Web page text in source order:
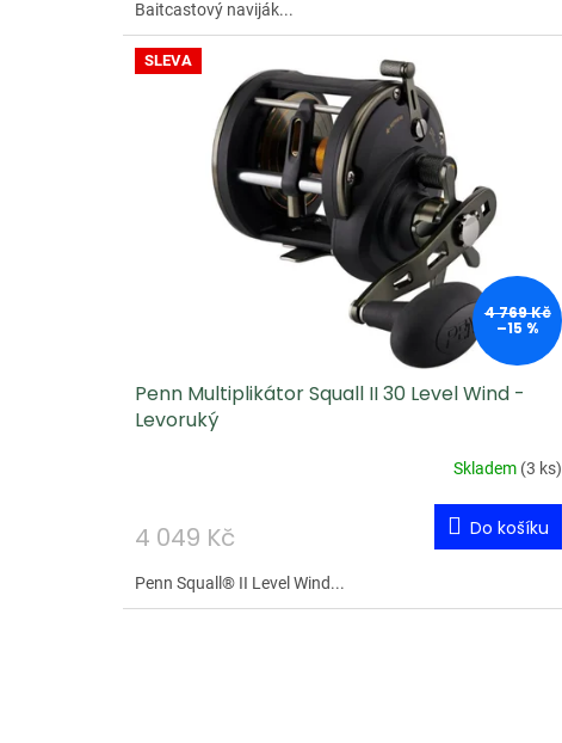
Baitcastový naviják...
SLEVA
4 769 Kč
–15 %
Penn Multiplikátor Squall II 30 Level Wind -
Levoruký
Skladem (3 ks)
4 049 Kč Do košíku
Penn Squall® II Level Wind...